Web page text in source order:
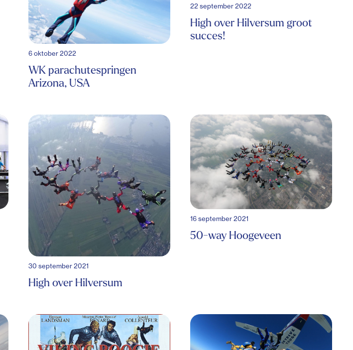
6 oktober 2022
WK parachutespringen
Arizona, USA
22 september 2022
High over Hilversum groot
succes!
30 september 2021
High over Hilversum
16 september 2021
50-way Hoogeveen